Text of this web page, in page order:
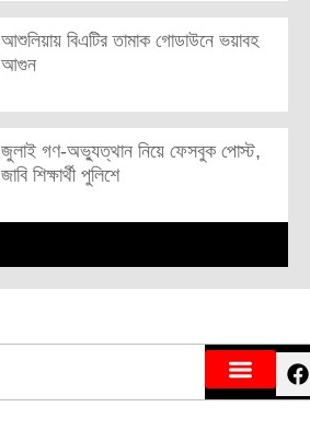
আশুলিয়ায় বিএটির তামাক গোডাউনে ভয়াবহ
আগুন
জুলাই গণ-অভ্যুত্থান নিয়ে ফেসবুক পোস্ট,
জাবি শিক্ষার্থী পুলিশে